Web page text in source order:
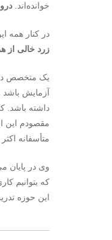
خوانده‌اند.
در کنار همه
زرد خالی از
یک متخصص
آزمایش باشد
داشته باشد.
مقصودم این
متأسفانه
وی در پایان
که بتوانیم
این حوزه